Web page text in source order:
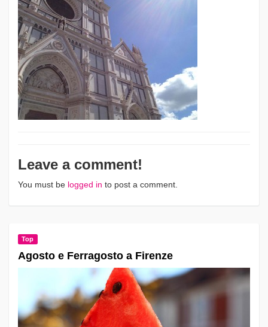
Leave a comment!
You must be logged in to post a comment.
Top
Agosto e Ferragosto a Firenze